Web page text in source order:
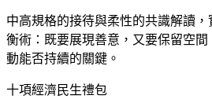
中高規格的接待與柔性的共識解讀
衡術：既要展現善意，又要保留空
動能否持續的關鍵。
十項經濟民生禮包